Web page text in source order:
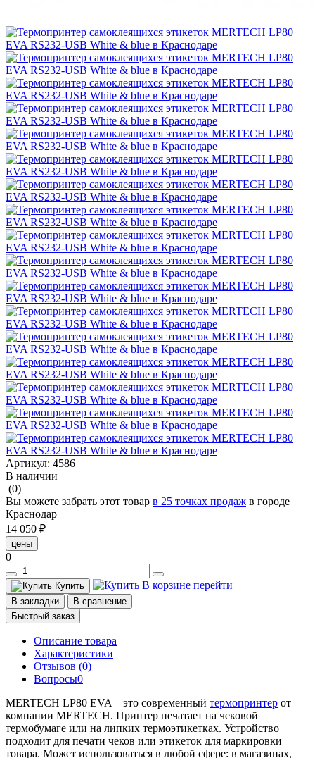
Артикул: 4586
В наличии
(0)
Вы можете забрать этот товар в 25 точках продаж в городе
Краснодар
14 050 ₽
цены
0
Купить В корзине перейти
В закладки
В сравнение
Быстрый заказ
Описание товара
Характеристики
Отзывов (0)
Вопросы0
MERTECH LP80 EVA – это современный термопринтер от
компании MERTECH. Принтер печатает на чековой
термобумаге или на липких термоэтикетках. Устройство
подходит для печати чеков или этикеток для маркировки
товара. Может использоваться в любой сфере: в магазинах,